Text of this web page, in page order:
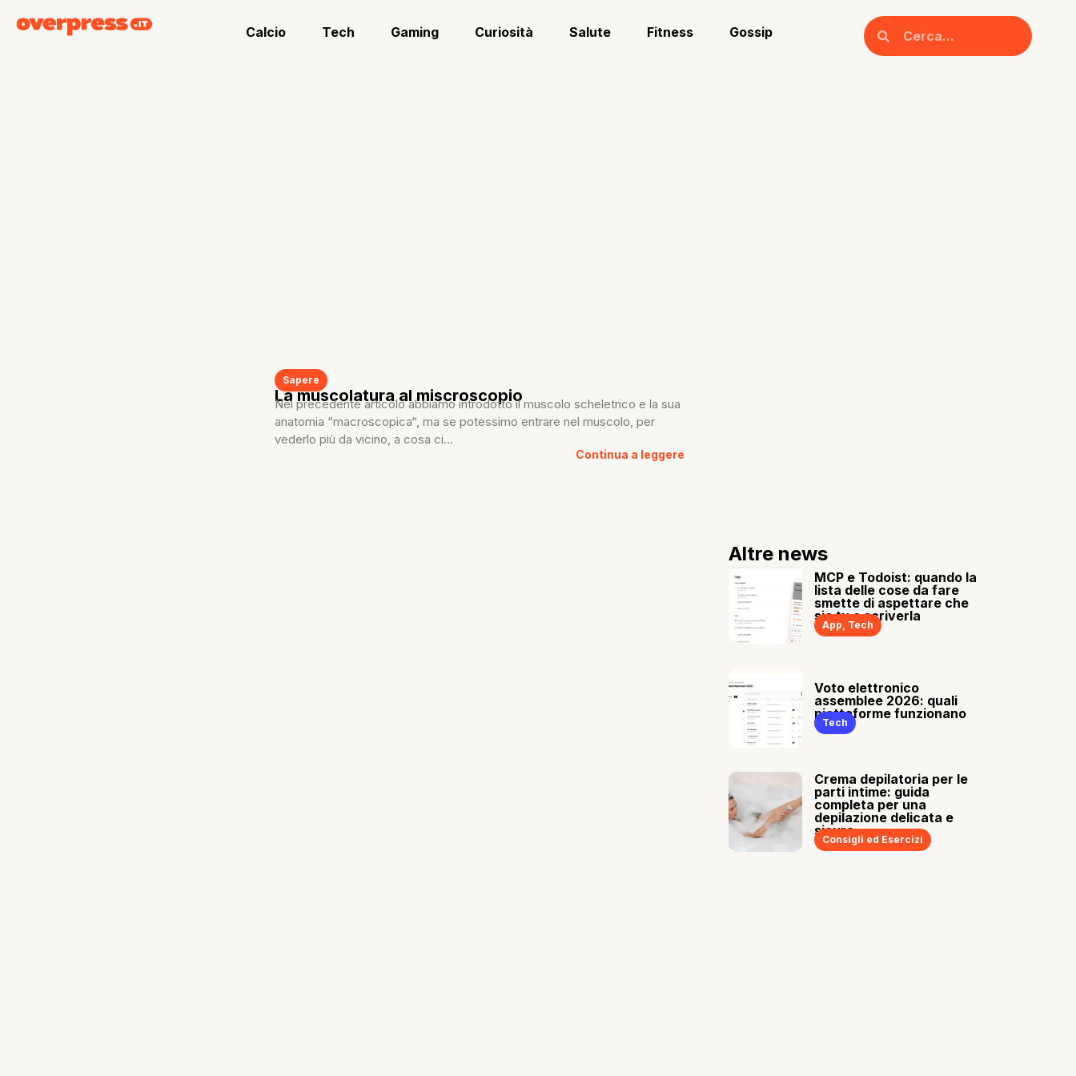
Calcio Tech Gaming Curiosità Salute Fitness Gossip
Sapere
La muscolatura al miscroscopio
Nel precedente articolo abbiamo introdotto il muscolo scheletrico e la sua
anatomia “macroscopica“, ma se potessimo entrare nel muscolo, per
vederlo più da vicino, a cosa ci...
Continua a leggere
Altre news
MCP e Todoist: quando la
lista delle cose da fare
smette di aspettare che
sia tu a scriverla
App, Tech
Voto elettronico
assemblee 2026: quali
piattaforme funzionano
Tech
Crema depilatoria per le
parti intime: guida
completa per una
depilazione delicata e
sicura
Consigli ed Esercizi